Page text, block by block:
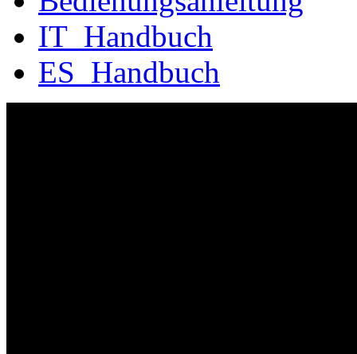
IT_Handbuch
ES_Handbuch